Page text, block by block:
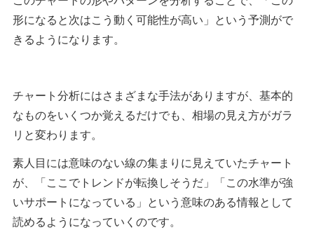
形になると次はこう動く可能性が高い」という予測がで
きるようになります。
チャート分析にはさまざまな手法がありますが、基本的
なものをいくつか覚えるだけでも、相場の見え方がガラ
リと変わります。
素人目には意味のない線の集まりに見えていたチャート
が、「ここでトレンドが転換しそうだ」「この水準が強
いサポートになっている」という意味のある情報として
読めるようになっていくのです。